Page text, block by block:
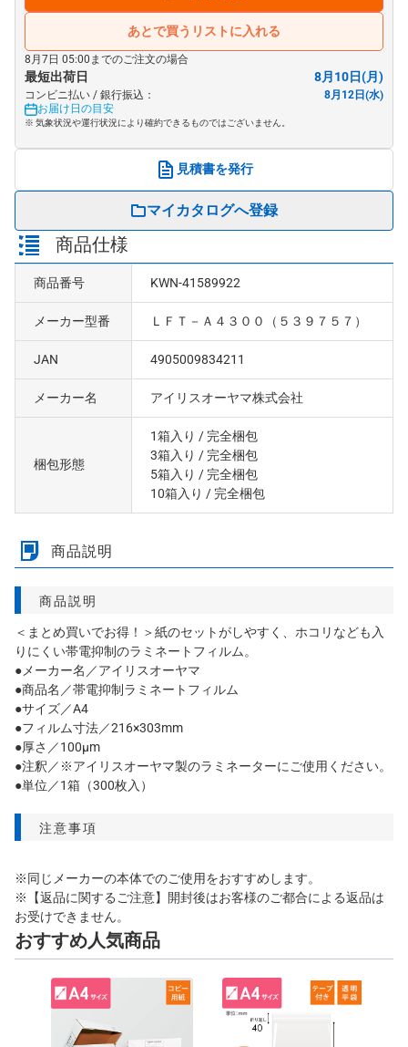
あとで買うリストに入れる
8月7日 05:00までのご注文の場合
最短出荷日 8月10日(月)
コンビニ払い / 銀行振込：
8月12日(水)
お届け日の目安
※ 気象状況や運行状況により確約できるものではございません。
見積書を発行
マイカタログへ登録
商品仕様
商品番号 KWN-41589922
メーカー型番 ＬＦＴ－Ａ４３００（５３９７５７）
JAN 4905009834211
メーカー名 アイリスオーヤマ株式会社
梱包形態
1箱入り / 完全梱包
3箱入り / 完全梱包
5箱入り / 完全梱包
10箱入り / 完全梱包
商品説明
商品説明
＜まとめ買いでお得！＞紙のセットがしやすく、ホコリなども入
りにくい帯電抑制のラミネートフィルム。
●メーカー名／アイリスオーヤマ
●商品名／帯電抑制ラミネートフィルム
●サイズ／A4
●フィルム寸法／216×303mm
●厚さ／100μm
●注釈／※アイリスオーヤマ製のラミネーターにご使用ください。
●単位／1箱（300枚入）
注意事項
※同じメーカーの本体でのご使用をおすすめします。
※【返品に関するご注意】開封後はお客様のご都合による返品は
お受けできません。
おすすめ人気商品